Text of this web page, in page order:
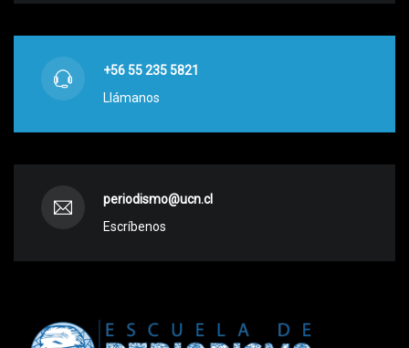
+56 55 235 5821
Llámanos
periodismo@ucn.cl
Escríbenos